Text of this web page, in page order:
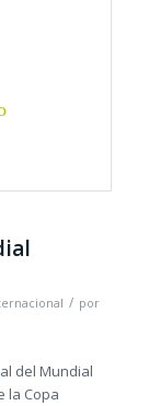
/ por
del Mundial
la Copa